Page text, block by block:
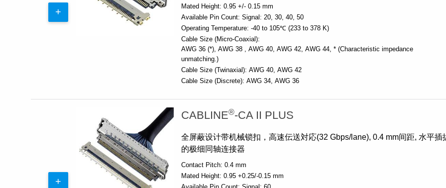
Mated Height: 0.95 +/- 0.15 mm
Available Pin Count: Signal: 20, 30, 40, 50
Operating Temperature: -40 to 105℃ (233 to 378 K)
Cable Size (Micro-Coaxial):
AWG 36 (*) AWG 38 AWG 40 AWG 42 AWG 44 * (Characteristic impedance
unmatching.)
Cable Size (Twinaxial): AWG 40 AWG 42
Cable Size (Discrete): AWG 34 AWG 36
CABLINE®-CA II PLUS
全屏蔽设计带机械锁扣，高速伝送対応(32 Gbps/lane), 0.4 mm间距, 水平插
的极细同轴连接器
Contact Pitch: 0.4 mm
Mated Height: 0.95 +0.25/-0.15 mm